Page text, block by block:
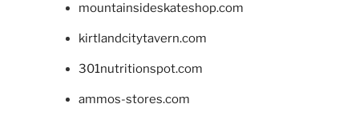
mountainsideskateshop.com
kirtlandcitytavern.com
301nutritionspot.com
ammos-stores.com